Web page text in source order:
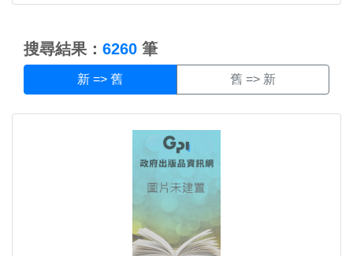
搜尋結果： 6260 筆